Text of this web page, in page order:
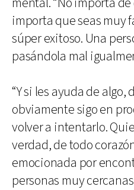
importa que seas muy
súper exitoso. Una
pasándola mal
“Y si les ayuda de
obviamente sigo en
volver a intentarlo.
verdad, de todo
emocionada por
personas muy